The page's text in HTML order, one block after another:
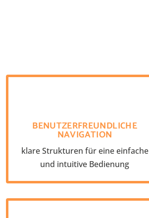
BENUTZERFREUNDLICHE
NAVIGATION
klare Strukturen für eine einfache
und intuitive Bedienung